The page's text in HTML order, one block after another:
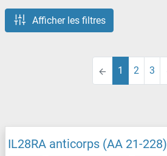
Afficher les filtres
1 2 3
IL28RA anticorps (AA 21-228)